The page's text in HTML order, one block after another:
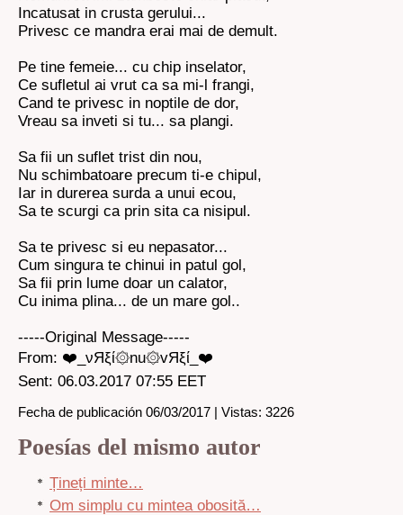
Incatusat in crusta gerului...
Privesc ce mandra erai mai de demult.
Pe tine femeie... cu chip inselator,
Ce sufletul ai vrut ca sa mi-l frangi,
Cand te privesc in noptile de dor,
Vreau sa inveti si tu... sa plangi.
Sa fii un suflet trist din nou,
Nu schimbatoare precum ti-e chipul,
Iar in durerea surda a unui ecou,
Sa te scurgi ca prin sita ca nisipul.
Sa te privesc si eu nepasator...
Cum singura te chinui in patul gol,
Sa fii prin lume doar un calator,
Cu inima plina... de un mare gol..
-----Original Message-----
From: ❤️_νЯξί۞nu۞vЯξί_❤️
Sent: 06.03.2017 07:55 EET
Fecha de publicación 06/03/2017 | Vistas: 3226
Poesías del mismo autor
Țineți minte…
Om simplu cu mintea obosită…